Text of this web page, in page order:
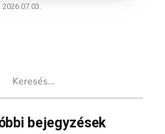
2026.07.03.
bejegyzések